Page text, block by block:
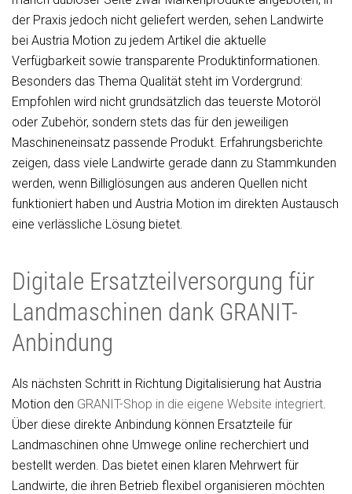
der Praxis jedoch nicht geliefert werden, sehen Landwirte
bei Austria Motion zu jedem Artikel die aktuelle
Verfügbarkeit sowie transparente Produktinformationen.
Besonders das Thema Qualität steht im Vordergrund:
Empfohlen wird nicht grundsätzlich das teuerste Motoröl
oder Zubehör, sondern stets das für den jeweiligen
Maschineneinsatz passende Produkt. Erfahrungsberichte
zeigen, dass viele Landwirte gerade dann zu Stammkunden
werden, wenn Billiglösungen aus anderen Quellen nicht
funktioniert haben und Austria Motion im direkten Austausch
eine verlässliche Lösung bietet.
Digitale Ersatzteilversorgung für
Landmaschinen dank GRANIT-
Anbindung
Als nächsten Schritt in Richtung Digitalisierung hat Austria
Motion den GRANIT-Shop in die eigene Website integriert.
Über diese direkte Anbindung können Ersatzteile für
Landmaschinen ohne Umwege online recherchiert und
bestellt werden. Das bietet einen klaren Mehrwert für
Landwirte, die ihren Betrieb flexibel organisieren möchten